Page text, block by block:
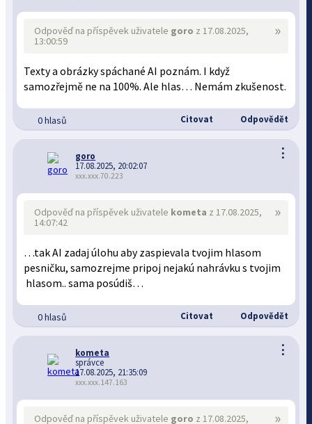
»
Odpověď na příspěvek uživatele goro z 17.08.2025,
13:00:59
Texty a obrázky spáchané AI poznám. I když
samozřejmě ne na 100%. Ale hlas… Nemám zkušenost.
0 hlasů Citovat Odpovědět
⋮
goro
17.08.2025, 20:02:07
xxx.xxx.70.223
»
Odpověď na příspěvek uživatele kometa z 17.08.2025,
14:07:42
…tak AI zadaj úlohu aby zaspievala tvojim hlasom
pesničku, samozrejme pripoj nejakú nahrávku s tvojim
hlasom.. sama posúdiš…
0 hlasů Citovat Odpovědět
⋮
kometa
správce
17.08.2025, 21:35:09
xxx.xxx.147.163
»
Odpověď na příspěvek uživatele goro z 17.08.2025,